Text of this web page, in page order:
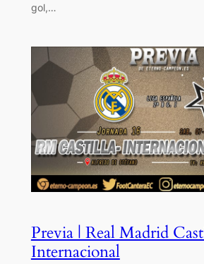
gol,…
Previa | Real Madrid
Internacional